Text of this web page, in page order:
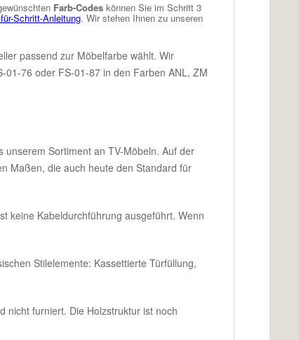
Farb-Codes können Sie im Schritt 3
Schritt-Anleitung. Wir stehen Ihnen zu unseren
passend zur Möbelfarbe wählt. Wir
76 oder FS-01-87 in den Farben ANL, ZM
Sortiment an TV-Möbeln. Auf der
Maßen, die auch heute den Standard für
keine Kabeldurchführung ausgeführt. Wenn
Stilelemente: Kassettierte Türfüllung,
nicht furniert. Die Holzstruktur ist noch